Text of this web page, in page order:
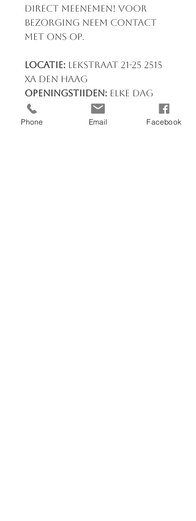
direct meenemen! Voor
bezorging neem contact
met ons op.
Locatie: Lekstraat 21-25 2515
XA Den Haag
Openingstijden: Elke dag
van 09:00 tot 18:00
Heb je vragen?Neem
Phone Email Facebook